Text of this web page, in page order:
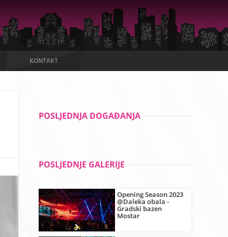
KONTAKT
POSLJEDNJA DOGAĐANJA
POSLJEDNJE GALERIJE
Opening Season 2023
@Daleka obala -
Gradski bazen
Mostar